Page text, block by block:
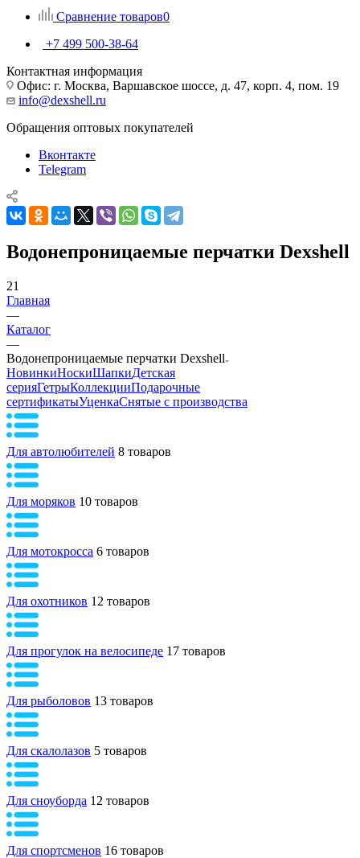
Сравнение товаров0
+7 499 500-38-64
Контактная информация
Офис: г. Москва, Варшавское шоссе, д. 47, корп. 4, пом. 19
info@dexshell.ru
Обращения оптовых покупателей
Вконтакте
Telegram
Водонепроницаемые перчатки Dexshell
21
Главная
—
Каталог
—
Водонепроницаемые перчатки Dexshell
НовинкиНоскиШапкиДетская
серияГетрыКоллекцииПодарочные
сертификатыУценкаСнятые с производства
Для автолюбителей 8 товаров
Для моряков 10 товаров
Для мотокросса 6 товаров
Для охотников 12 товаров
Для прогулок на велосипеде 17 товаров
Для рыболовов 13 товаров
Для скалолазов 5 товаров
Для сноуборда 12 товаров
Для спортсменов 16 товаров